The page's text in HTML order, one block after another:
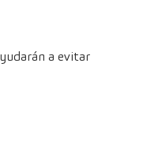
a evitar